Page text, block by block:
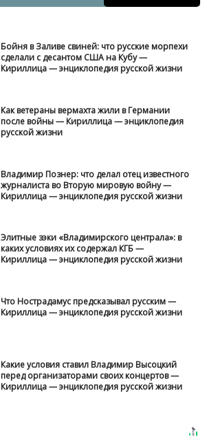
Бойня в Заливе свиней: что русские морпехи
сделали с десантом США на Кубу —
Кириллица — энциклопедия русской жизни
Как ветераны вермахта жили в Германии
после войны — Кириллица — энциклопедия
русской жизни
Владимир Познер: что делал отец известного
журналиста во Вторую мировую войну —
Кириллица — энциклопедия русской жизни
Элитные зэки «Владимирского централа»: в
каких условиях их содержал КГБ —
Кириллица — энциклопедия русской жизни
Что Нострадамус предсказывал русским —
Кириллица — энциклопедия русской жизни
Какие условия ставил Владимир Высоцкий
перед организаторами своих концертов —
Кириллица — энциклопедия русской жизни